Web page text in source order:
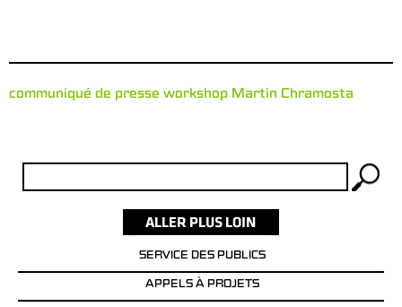
communiqué de presse workshop Martin Chramosta
SERVICE DES PUBLICS
APPELS À PROJETS